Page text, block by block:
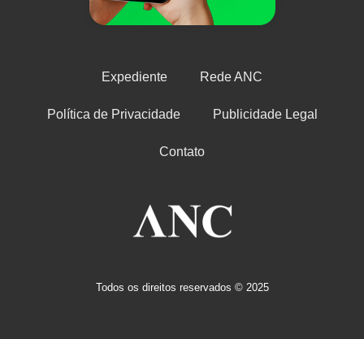
Expediente Rede ANC
Política de Privacidade Publicidade Legal
Contato
Todos os direitos reservados © 2025